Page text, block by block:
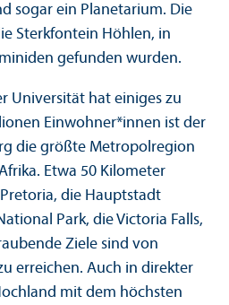
sogar ein Planetarium. Die
Sterkfontein Höhlen, in
gefunden wurden.
Universität hat einiges zu
Einwohner*innen ist der
die größte Metropolregion
Etwa 50 Kilometer
die Hauptstadt
Park, die Victoria Falls,
Ziele sind von
erreichen. Auch in direkter
mit dem höchsten